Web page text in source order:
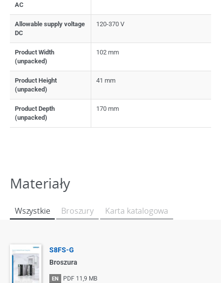
AC
Allowable supply voltage
DC
120-370 V
Product Width
(unpacked)
102 mm
Product Height
(unpacked)
41 mm
Product Depth
(unpacked)
170 mm
Materiały
Wszystkie Broszury Karta katalogowa
S8FS-G
Broszura
EN PDF 11,9 MB